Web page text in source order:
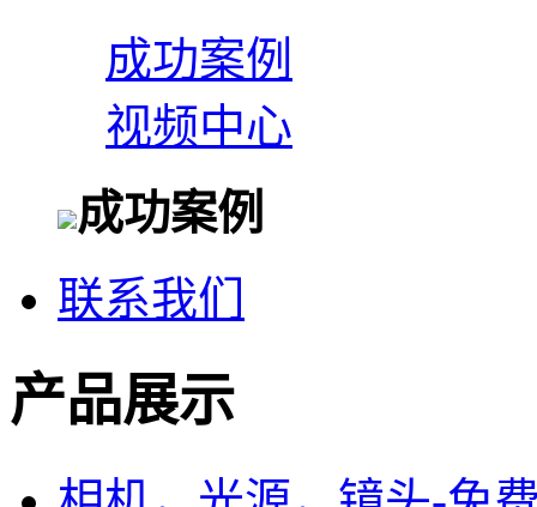
成功案例
视频中心
成功案例
联系我们
产品展示